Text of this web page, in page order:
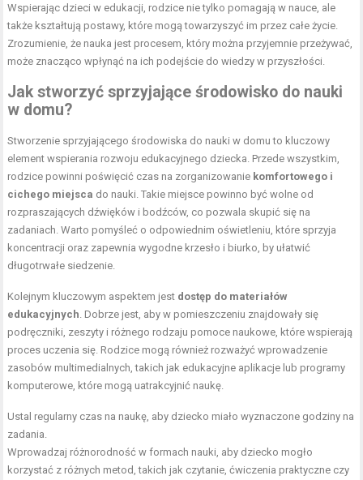
Wspierając dzieci w edukacji, rodzice nie tylko pomagają w nauce, ale
także kształtują postawy, które mogą towarzyszyć im przez całe życie.
Zrozumienie, że nauka jest procesem, który można przyjemnie przeżywać,
może znacząco wpłynąć na ich podejście do wiedzy w przyszłości.
Jak stworzyć sprzyjające środowisko do nauki
w domu?
Stworzenie sprzyjającego środowiska do nauki w domu to kluczowy
element wspierania rozwoju edukacyjnego dziecka. Przede wszystkim,
rodzice powinni poświęcić czas na zorganizowanie komfortowego i
cichego miejsca do nauki. Takie miejsce powinno być wolne od
rozpraszających dźwięków i bodźców, co pozwala skupić się na
zadaniach. Warto pomyśleć o odpowiednim oświetleniu, które sprzyja
koncentracji oraz zapewnia wygodne krzesło i biurko, by ułatwić
długotrwałe siedzenie.
Kolejnym kluczowym aspektem jest dostęp do materiałów
edukacyjnych . Dobrze jest, aby w pomieszczeniu znajdowały się
podręczniki, zeszyty i różnego rodzaju pomoce naukowe, które wspierają
proces uczenia się. Rodzice mogą również rozważyć wprowadzenie
zasobów multimedialnych, takich jak edukacyjne aplikacje lub programy
komputerowe, które mogą uatrakcyjnić naukę.
Ustal regularny czas na naukę, aby dziecko miało wyznaczone godziny na
zadania.
Wprowadzaj różnorodność w formach nauki, aby dziecko mogło
korzystać z różnych metod, takich jak czytanie, ćwiczenia praktyczne czy